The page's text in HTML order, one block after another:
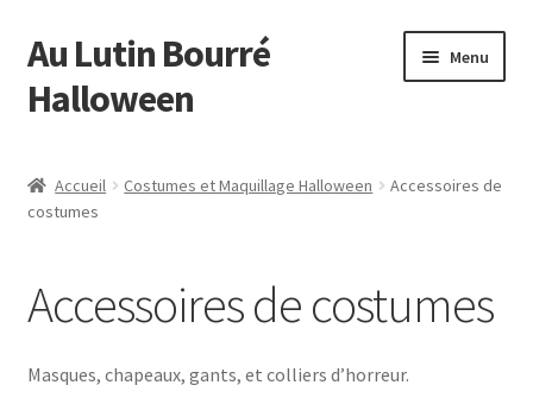
Aller
à
la
Aller
au
contenu
Au Lutin Bourré
Halloween
Menu
Bienvenue
Accueil Costumes et Maquillage Halloween
Accessoires de
costumes
Accessoires de costumes
Masques, chapeaux, gants, et colliers d’horreur.